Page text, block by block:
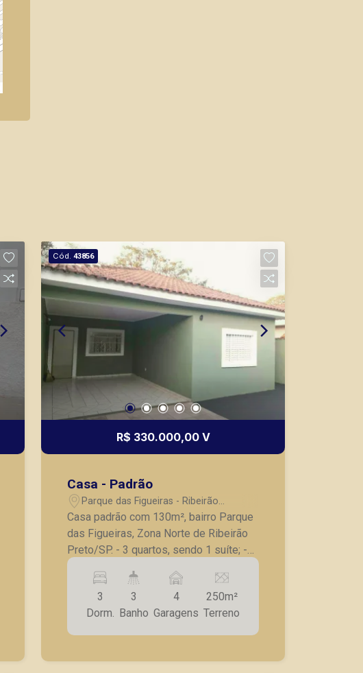
Cód. 43856
R$ 330.000,00 V
Casa - Padrão
Parque das Figueiras - Ribeirão
Preto/SP
Casa padrão com 130m², bairro Parque
das Figueiras, Zona Norte de Ribeirão
Preto/SP. - 3 quartos, sendo 1 suíte; -
Banheiro social; - Sala; - Cozinha com
gabinete; - Lavanderia; - Banheiro de
apoio; - 4 vagas de garagem. A Piramid
tem como objetivo atender seus
clientes com agilidade e segurança, em
usados ou mesmo nos principais
3
Dorm.
3
Banho
4
Garagens
250m²
Terreno